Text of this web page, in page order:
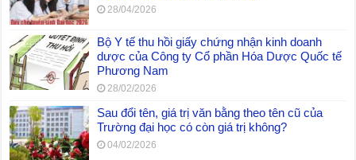
28/04/2026
Bộ Y tế thu hồi giấy chứng nhận kinh doanh
dược của Công ty Cổ phần Hóa Dược Quốc tế
Phương Nam
28/02/2026
Sau đổi tên, giá trị văn bằng theo tên cũ của
Trường đại học có còn giá trị không?
04/02/2026